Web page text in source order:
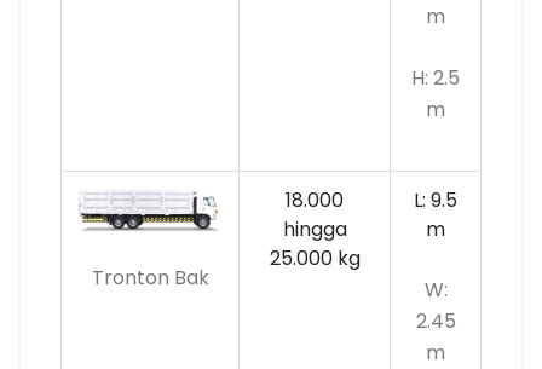
m
H: 2.5
m
Tronton Bak
18.000
hingga
25.000 kg
L: 9.5
m
W:
2.45
m